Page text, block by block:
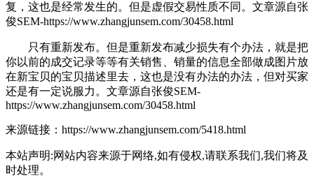
复，这也是经常发生的。但是虚假交易性质不同。 文章源自张
俊SEM-https://www.zhangjunsem.com/30458.html
只有重新发布。但是重新发布减少损失有个办法，就是把
你以前的成交记录等等有关销售、销量的信息全部做成图片放
在新宝贝的宝贝描述里去，这也是没有办法的办法，但对买家
还是有一定说服力。 文章源自张俊SEM-
https://www.zhangjunsem.com/30458.html
来源链接：https://www.zhangjunsem.com/5418.html
本站声明:网站内容来源于网络,如有侵权,请联系我们,我们将及
时处理。